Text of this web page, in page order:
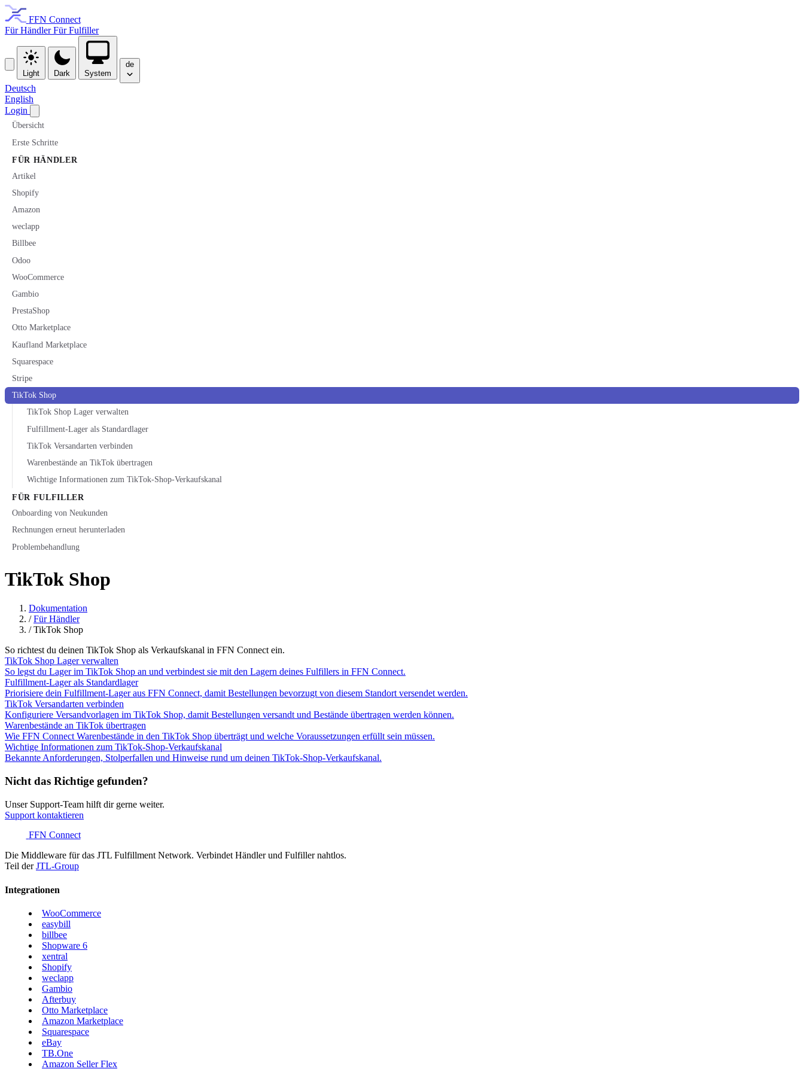
FFN Connect
Für HändlerFür Fulfiller
Light Dark System
de
Deutsch
English
Login
Übersicht
Erste Schritte
FÜR HÄNDLER
Artikel
Shopify
Amazon
weclapp
Billbee
Odoo
WooCommerce
Gambio
PrestaShop
Otto Marketplace
Kaufland Marketplace
Squarespace
Stripe
TikTok Shop
TikTok Shop Lager verwalten
Fulfillment-Lager als Standardlager
TikTok Versandarten verbinden
Warenbestände an TikTok übertragen
Wichtige Informationen zum TikTok-Shop-Verkaufskanal
FÜR FULFILLER
Onboarding von Neukunden
Rechnungen erneut herunterladen
Problembehandlung
TikTok Shop
Dokumentation
/ Für Händler
/ TikTok Shop
So richtest du deinen TikTok Shop als Verkaufskanal in FFN Connect ein.
TikTok Shop Lager verwalten
So legst du Lager im TikTok Shop an und verbindest sie mit den Lagern deines Fulfillers in FFN Connect.
Fulfillment-Lager als Standardlager
Priorisiere dein Fulfillment-Lager aus FFN Connect, damit Bestellungen bevorzugt von diesem Standort versendet werden.
TikTok Versandarten verbinden
Konfiguriere Versandvorlagen im TikTok Shop, damit Bestellungen versandt und Bestände übertragen werden können.
Warenbestände an TikTok übertragen
Wie FFN Connect Warenbestände in den TikTok Shop überträgt und welche Voraussetzungen erfüllt sein müssen.
Wichtige Informationen zum TikTok-Shop-Verkaufskanal
Bekannte Anforderungen, Stolperfallen und Hinweise rund um deinen TikTok-Shop-Verkaufskanal.
Nicht das Richtige gefunden?
Unser Support-Team hilft dir gerne weiter.
Support kontaktieren
FFN Connect
Die Middleware für das JTL Fulfillment Network. Verbindet Händler und Fulfiller nahtlos.
Teil derJTL-Group
Integrationen
WooCommerce
easybill
billbee
Shopware 6
xentral
Shopify
weclapp
Gambio
Afterbuy
Otto Marketplace
Amazon Marketplace
Squarespace
eBay
TB.One
Amazon Seller Flex